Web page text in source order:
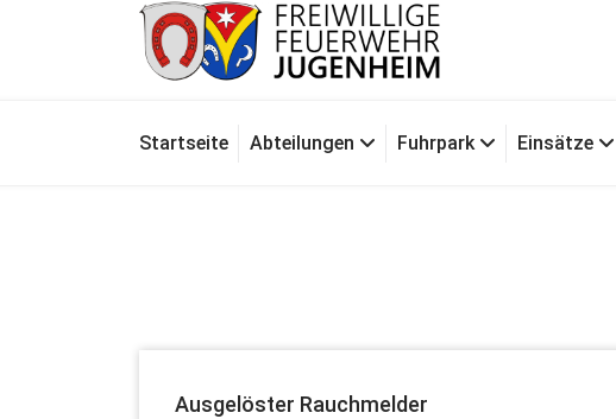
Startseite
Abteilungen Fuhrpark Einsätze
Ausgelöster Rauchmelder